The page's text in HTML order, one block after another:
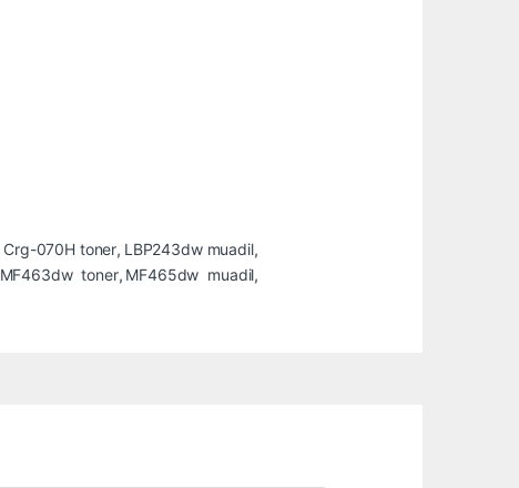
Crg-070H toner, LBP243dw muadil,
MF463dw toner, MF465dw muadil,